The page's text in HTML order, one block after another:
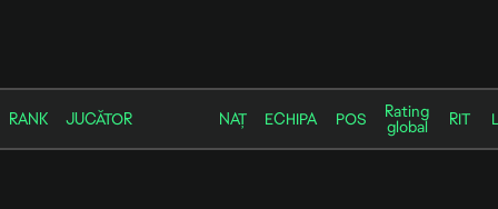
RANK JUCĂTOR NAȚ ECHIPA POS Rating
global RIT